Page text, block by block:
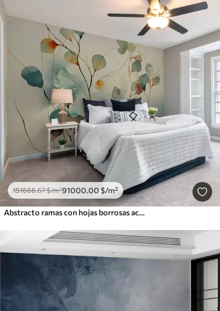
151666.67$/m²91000.00 $/m²
Abstracto ramas con hojas borrosas acuarela húmeda